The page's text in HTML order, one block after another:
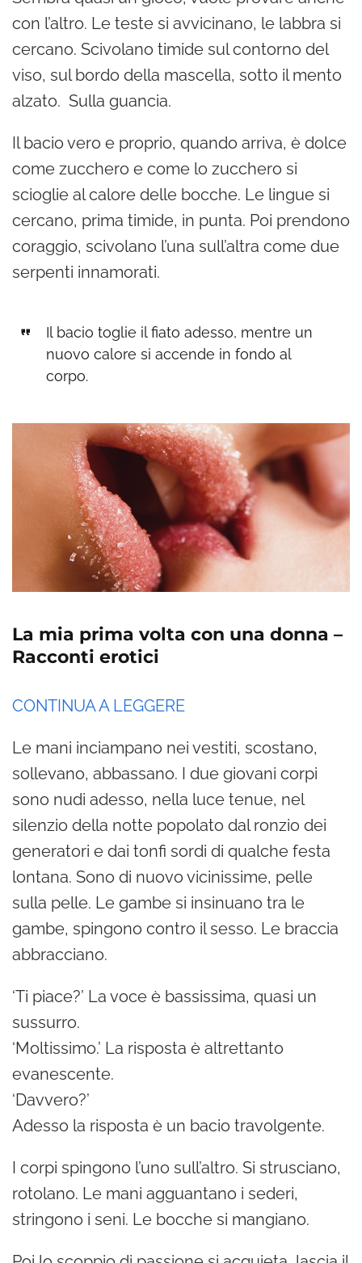
con l’altro. Le teste si avvicinano, le labbra si
cercano. Scivolano timide sul contorno del
viso, sul bordo della mascella, sotto il mento
alzato. Sulla guancia.
Il bacio vero e proprio, quando arriva, è dolce
come zucchero e come lo zucchero si
scioglie al calore delle bocche. Le lingue si
cercano, prima timide, in punta. Poi prendono
coraggio, scivolano l’una sull’altra come due
serpenti innamorati.
Il bacio toglie il fiato adesso, mentre un
nuovo calore si accende in fondo al
corpo.
La mia prima volta con una donna –
Racconti erotici
CONTINUA A LEGGERE
Le mani inciampano nei vestiti, scostano,
sollevano, abbassano. I due giovani corpi
sono nudi adesso, nella luce tenue, nel
silenzio della notte popolato dal ronzio dei
generatori e dai tonfi sordi di qualche festa
lontana. Sono di nuovo vicinissime, pelle
sulla pelle. Le gambe si insinuano tra le
gambe, spingono contro il sesso. Le braccia
abbracciano.
‘Ti piace?’ La voce è bassissima, quasi un
sussurro.
‘Moltissimo.’ La risposta è altrettanto
evanescente.
‘Davvero?’
Adesso la risposta è un bacio travolgente.
I corpi spingono l’uno sull’altro. Si strusciano,
rotolano. Le mani agguantano i sederi,
stringono i seni. Le bocche si mangiano.